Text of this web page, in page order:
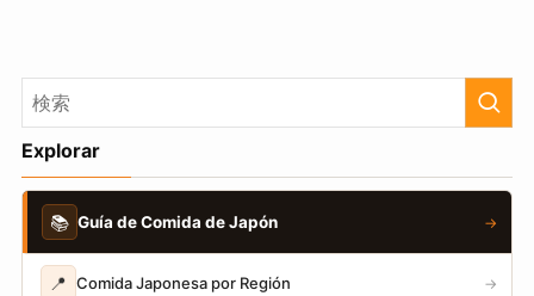
Explorar
📚 Guía de Comida de Japón →
📍 Comida Japonesa por Región →